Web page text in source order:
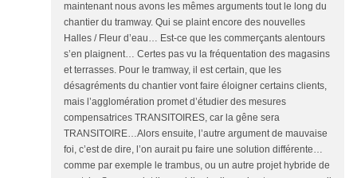
maintenant nous avons les mêmes arguments tout le long du
chantier du tramway. Qui se plaint encore des nouvelles
Halles / Fleur d’eau… Est-ce que les commerçants alentours
s’en plaignent… Certes pas vu la fréquentation des magasins
et terrasses. Pour le tramway, il est certain, que les
désagréments du chantier vont faire éloigner certains clients,
mais l’agglomération promet d’étudier des mesures
compensatrices TRANSITOIRES, car la gêne sera
TRANSITOIRE…Alors ensuite, l’autre argument de mauvaise
foi, c’est de dire, l’on aurait pu faire une solution différente…
comme par exemple le trambus, ou un autre projet hybride de